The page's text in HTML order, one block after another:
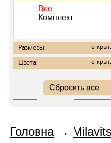
Все
Комплект
Размеры:
Цвета:
Сбросить все
Головна→